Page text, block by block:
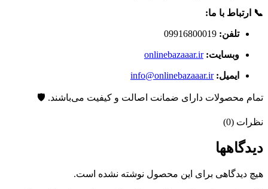
📞 ارتباط با ما:
تلفن:
وبسایت: onlinebazaaar.ir
ایمیل: info@onlinebazaaar.ir
تمام محصولات دارای ضمانت اصالت و کیفیت می‌باشند. 🛡️
نظرات (0)
دیدگاهها
هیچ دیدگاهی برای این محصول نوشته نشده است.